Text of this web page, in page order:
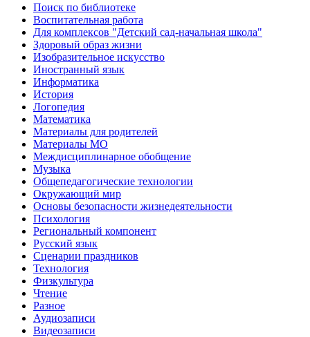
Поиск по библиотеке
Воспитательная работа
Для комплексов "Детский сад-начальная школа"
Здоровый образ жизни
Изобразительное искусство
Иностранный язык
Информатика
История
Логопедия
Математика
Материалы для родителей
Материалы МО
Междисциплинарное обобщение
Музыка
Общепедагогические технологии
Окружающий мир
Основы безопасности жизнедеятельности
Психология
Региональный компонент
Русский язык
Сценарии праздников
Технология
Физкультура
Чтение
Разное
Аудиозаписи
Видеозаписи